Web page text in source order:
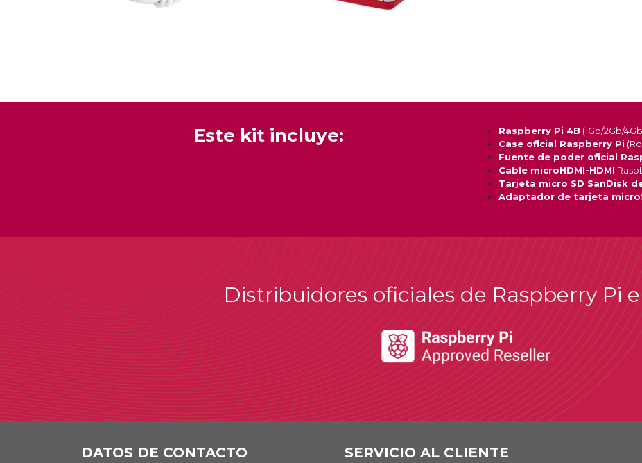
Este kit incluye: Raspberry Pi 4B (1Gb/2Gb/
Case oficial Raspberry Pi
Fuente de poder oficial
Cable microHDMI-HDMI
Tarjeta micro SD SanDisk
Adaptador de tarjeta
Distribuidores oficiales de Raspberry Pi
DATOS DE CONTACTO SERVICIO AL CLIENTE